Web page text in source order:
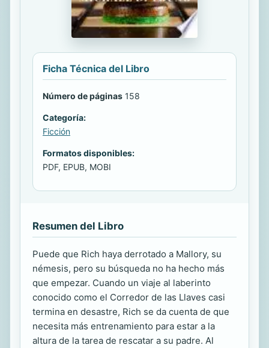
Ficha Técnica del Libro
Número de páginas 158
Categoría:
Ficción
Formatos disponibles:
PDF, EPUB, MOBI
Resumen del Libro
Puede que Rich haya derrotado a Mallory, su
némesis, pero su búsqueda no ha hecho más
que empezar. Cuando un viaje al laberinto
conocido como el Corredor de las Llaves casi
termina en desastre, Rich se da cuenta de que
necesita más entrenamiento para estar a la
altura de la tarea de rescatar a su padre. Al